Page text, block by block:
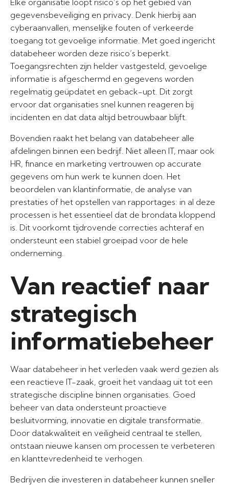
Elke organisatie loopt risico’s op het gebied van
gegevensbeveiliging en privacy. Denk hierbij aan
cyberaanvallen, menselijke fouten of verkeerde
toegang tot gevoelige informatie. Met goed ingericht
databeheer worden deze risico’s beperkt.
Toegangsrechten zijn helder vastgesteld, gevoelige
informatie is afgeschermd en gegevens worden
regelmatig geüpdatet en geback-upt. Dit zorgt
ervoor dat organisaties snel kunnen reageren bij
incidenten en dat data altijd betrouwbaar blijft.
Bovendien raakt het belang van databeheer alle
afdelingen binnen een bedrijf. Niet alleen IT, maar ook
HR, finance en marketing vertrouwen op accurate
gegevens om hun werk te kunnen doen. Het
beoordelen van klantinformatie, de analyse van
prestaties of het opstellen van rapportages: in al deze
processen is het essentieel dat de brondata kloppend
is. Dit voorkomt tijdrovende correcties achteraf en
ondersteunt een stabiel groeipad voor de hele
onderneming.
Van reactief naar
strategisch
informatiebeheer
Waar databeheer in het verleden vaak werd gezien als
een reactieve IT-zaak, groeit het vandaag uit tot een
strategische discipline binnen organisaties. Goed
beheer van data ondersteunt proactieve
besluitvorming, innovatie en digitale transformatie.
Door datakwaliteit en veiligheid centraal te stellen,
ontstaan nieuwe kansen om processen te verbeteren
en klanttevredenheid te verhogen.
Bedrijven die investeren in databeheer kunnen sneller